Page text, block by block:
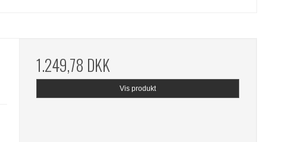
1.249,78 DKK
Vis produkt